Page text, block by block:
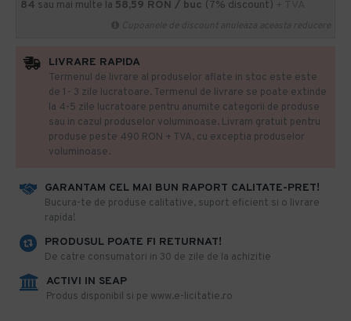
84 sau mai multe la 58,59 RON / buc (7% discount)
GARANTAM CEL MAI BUN RAPORT CALITATE-PRET!
​Bucura-te de produse calitative, suport eficient si o livrare
rapida!
PRODUSUL POATE FI RETURNAT!
De catre consumatori in 30 de zile de la achizitie
ACTIVI IN SEAP
Produs disponibil si pe www.e-licitatie.ro
LIVRARE RAPIDA
Termenul de livrare al produselor aflate in stoc este este
de 1- 3 zile lucratoare. Termenul de livrare se poate extinde
la 4-5 zile lucratoare pentru anumite categorii de produse
sau in cazul produselor voluminoase. Livram gratuit pentru
produse peste 490 RON + TVA, cu exceptia produselor
voluminoase.